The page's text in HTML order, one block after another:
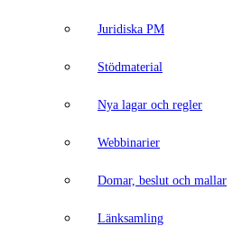
Juridiska PM
Stödmaterial
Nya lagar och regler
Webbinarier
Domar, beslut och mallar
Länksamling